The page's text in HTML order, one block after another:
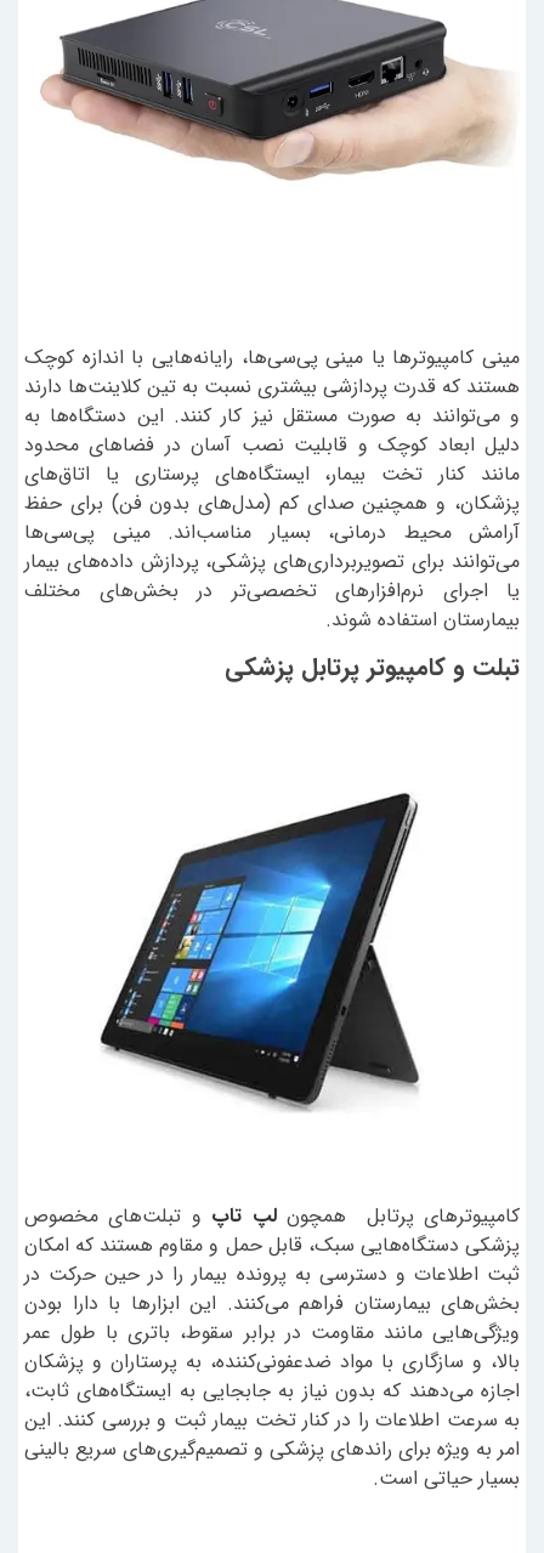
مینی کامپیوترها یا مینی پی‌سی‌ها، رایانه‌هایی با اندازه کوچک
هستند که قدرت پردازشی بیشتری نسبت به تین کلاینت‌ها دارند
و می‌توانند به صورت مستقل نیز کار کنند. این دستگاه‌ها به
دلیل ابعاد کوچک و قابلیت نصب آسان در فضاهای محدود
مانند کنار تخت بیمار، ایستگاه‌های پرستاری یا اتاق‌های
پزشکان، و همچنین صدای کم (مدل‌های بدون فن) برای حفظ
آرامش محیط درمانی، بسیار مناسب‌اند. مینی پی‌سی‌ها
می‌توانند برای تصویربرداری‌های پزشکی، پردازش داده‌های بیمار
یا اجرای نرم‌افزارهای تخصصی‌تر در بخش‌های مختلف
بیمارستان استفاده شوند.
تبلت و کامپیوتر پرتابل پزشکی
کامپیوترهای پرتابل همچون لپ تاپ و تبلت‌های مخصوص
پزشکی دستگاه‌هایی سبک، قابل حمل و مقاوم هستند که امکان
ثبت اطلاعات و دسترسی به پرونده بیمار را در حین حرکت در
بخش‌های بیمارستان فراهم می‌کنند. این ابزارها با دارا بودن
ویژگی‌هایی مانند مقاومت در برابر سقوط، باتری با طول عمر
بالا، و سازگاری با مواد ضدعفونی‌کننده، به پرستاران و پزشکان
اجازه می‌دهند که بدون نیاز به جابجایی به ایستگاه‌های ثابت،
به سرعت اطلاعات را در کنار تخت بیمار ثبت و بررسی کنند. این
امر به ویژه برای راند‌های پزشکی و تصمیم‌گیری‌های سریع بالینی
بسیار حیاتی است.